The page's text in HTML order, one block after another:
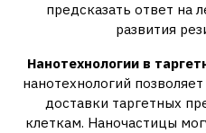
предсказать ответ на
развития
Нанотехнологии в
нанотехнологий
доставки таргетных
клеткам. Наночастицы